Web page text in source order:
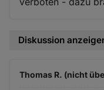
Diskussion
Thomas R. (nicht